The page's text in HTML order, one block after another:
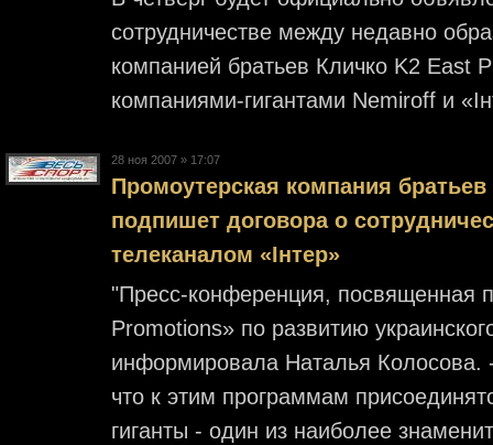
сотрудничестве между недавно
компанией братьев Кличко K2 East
компаниями-гигантами Nemiroff и
28 ноя 2007 » 17:07
Промоутерская компания
подпишет договора о
телеканалом «Інтер»
"Пресс-конференция, посвященная
Promotions» по развитию
информировала Наталья Колосова.
что к этим программам
гиганты - один из наиболее